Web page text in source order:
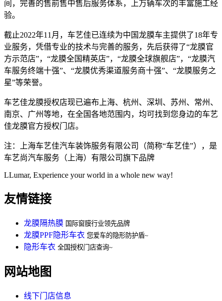
间，完善的售前售中售后服务体系，上万辆车次的丰富施工经
验。
截止2022年11月，车艺佳已连续为中国龙膜车主提供了18年专
业服务，凭借专业的技术与完善的服务，先后获得了“龙膜官
方示范店”，“龙膜全国精英店”，“龙膜全球旗舰店”，“龙膜汽
车服务终端十强”、“龙膜优秀渠道服务商十强”、“龙膜服务之
星”等荣誉。
车艺佳龙膜授权店现已遍布上海、杭州、深圳、苏州、常州、
南京、广州等地，在全国各地范围内，均可找到您身边的车艺
佳龙膜官方授权门店。
注：上海车艺佳汽车装饰服务有限公司（简称“车艺佳”），是
车艺尚汽车服务（上海）有限公司旗下品牌
LLumar, Experience your world in a whole new way!
友情链接
龙膜隔热膜 国际窗膜行业领先品牌
龙膜PPF隐形车衣 您爱车的隐形防护盾~
隐形车衣 全国授权门店查询~
网站地图
线下门店信息